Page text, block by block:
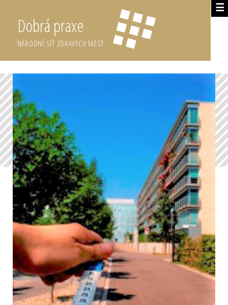
☰
Dobrá praxe
NÁRODNÍ SÍŤ ZDRAVÝCH MĚST